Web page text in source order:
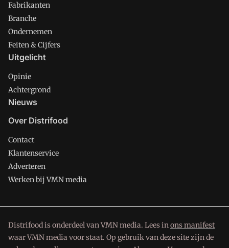
Fabrikanten
Branche
Ondernemen
Feiten & Cijfers
Uitgelicht
Opinie
Achtergrond
Nieuws
Over Distrifood
Contact
Klantenservice
Adverteren
Werken bij VMN media
Distrifood is onderdeel van VMN media. Lees inons manifest
waar VMN media voor staat. Op gebruik van deze site zijn de